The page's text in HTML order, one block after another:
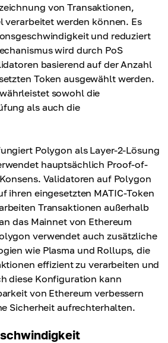
von Transaktionen,
verarbeitet werden können. Es
und reduziert
wird durch PoS
basierend auf der Anzahl
Token ausgewählt werden.
sowohl die
als auch die
Polygon als Layer-2-Lösung
hauptsächlich Proof-of-
Validatoren auf Polygon
ihren eingesetzten MATIC-Token
Transaktionen außerhalb
das Mainnet von Ethereum
verwendet auch zusätzliche
wie Plasma und Rollups, die
effizient zu verarbeiten und
diese Konfiguration kann
von Ethereum verbessern
Sicherheit aufrechterhalten.